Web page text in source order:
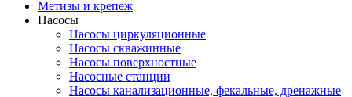
Метизы и крепеж
Насосы
Насосы циркуляционные
Насосы скважинные
Насосы поверхностные
Насосные станции
Насосы канализационные, фекальные, дренажные